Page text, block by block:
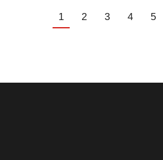
1 2 3 4 5